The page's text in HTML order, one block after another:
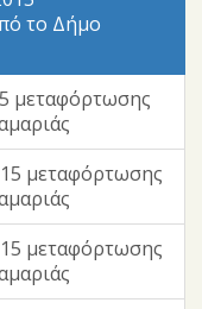
το Δήμο
μεταφόρτωσης
μεταφόρτωσης
μεταφόρτωσης